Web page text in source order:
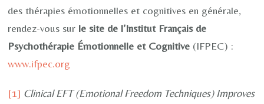
des thérapies émotionnelles et cognitives en générale,
rendez-vous sur le site de l’Institut Français de
Psychothérapie Émotionnelle et Cognitive (IFPEC) :
www.ifpec.org
[1] Clinical EFT (Emotional Freedom Techniques) Improves